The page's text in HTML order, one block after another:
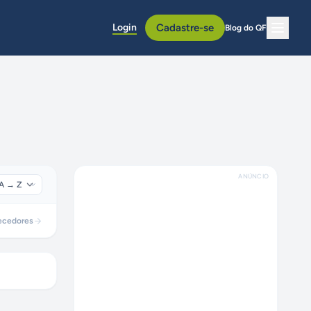
Login Cadastre-se Blog do QF
ANÚNCIO